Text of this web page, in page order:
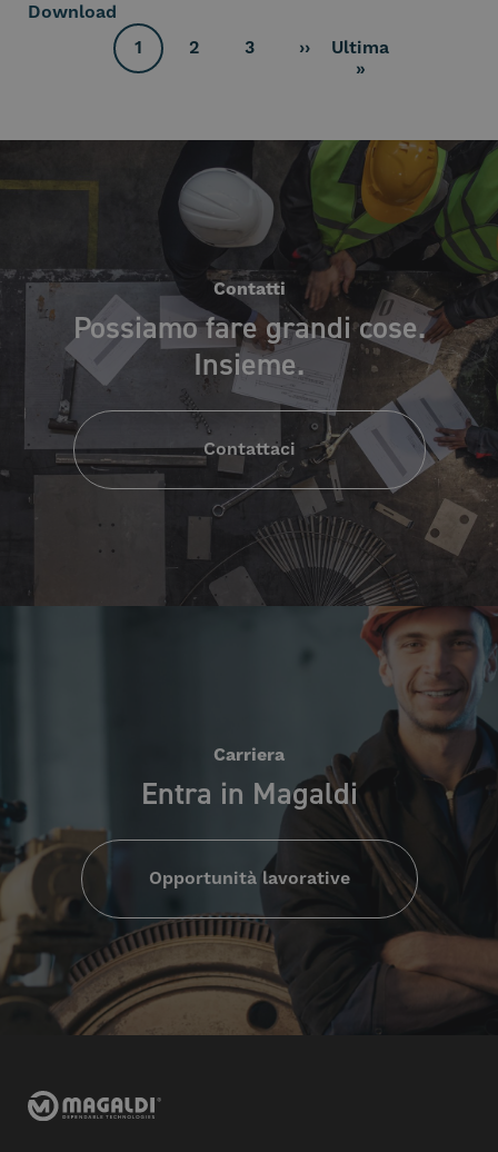
Download
Paginazione
Pagina
attuale
1 Page
2 Page
3
Pagina
successiva
››
Ultima
Ultima
»
Contatti
Possiamo fare grandi cose.
Insieme.
Contattaci
Carriera
Entra in Magaldi
Opportunità lavorative